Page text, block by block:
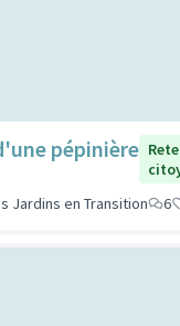
pépinière
Jardins en Transition
6